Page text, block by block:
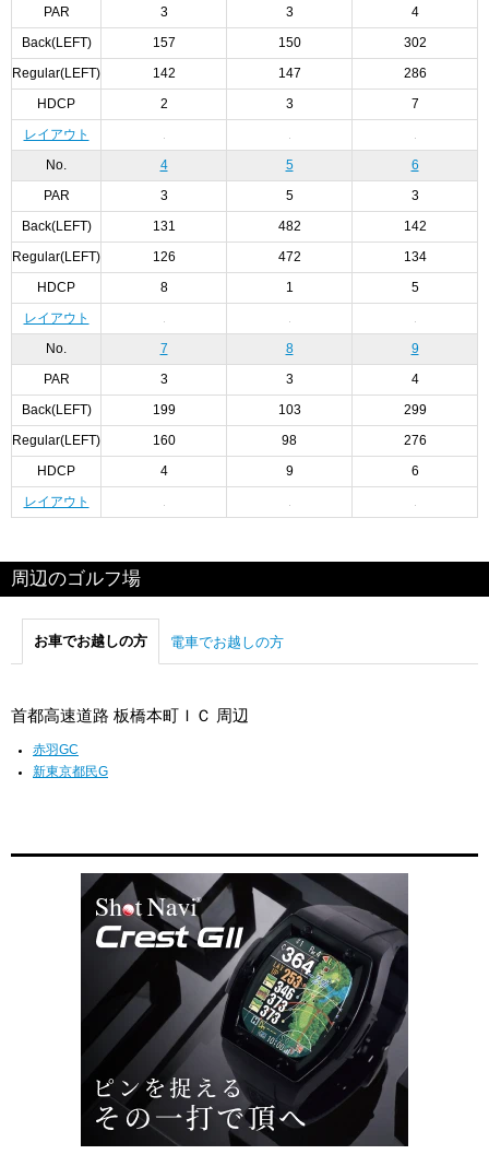
PAR 3 3 4
Back(LEFT) 157 150 302
Regular(LEFT) 142 147 286
HDCP 2 3 7
レイアウト
No. 4 5 6
PAR 3 5 3
Back(LEFT) 131 482 142
Regular(LEFT) 126 472 134
HDCP 8 1 5
レイアウト
No. 7 8 9
PAR 3 3 4
Back(LEFT) 199 103 299
Regular(LEFT) 160 98 276
HDCP 4 9 6
レイアウト
周辺のゴルフ場
お車でお越しの方 電車でお越しの方
首都高速道路 板橋本町ＩＣ 周辺
赤羽GC
新東京都民G